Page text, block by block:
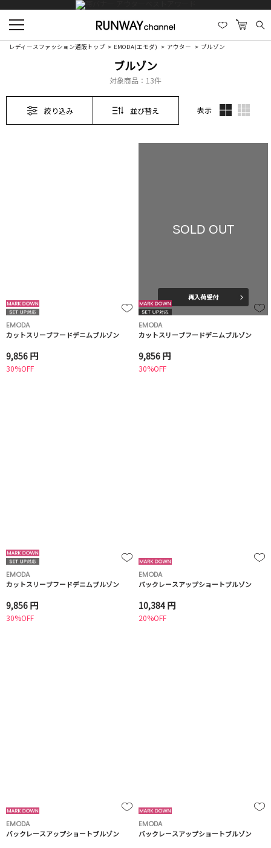
レディースファッション通販トップ EMODA(エモダ) アウター ブルゾン
ブルゾン
対象商品： 13件
絞り込み 並び替え 表示
EMODA
カットスリーブフードデニムブルゾン
9,856 円
30%OFF
SOLD OUT
再入荷受付
EMODA
カットスリーブフードデニムブルゾン
9,856 円
30%OFF
EMODA
カットスリーブフードデニムブルゾン
9,856 円
30%OFF
EMODA
バックレースアップショートブルゾン
10,384 円
20%OFF
EMODA
バックレースアップショートブルゾン
EMODA
バックレースアップショートブルゾン